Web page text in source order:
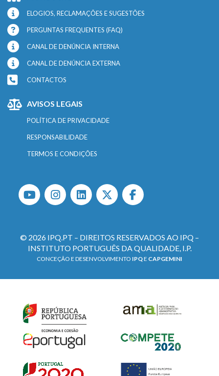
ELOGIOS, RECLAMAÇÕES E SUGESTÕES
PERGUNTAS FREQUENTES (FAQ)
CANAL DE DENÚNCIA INTERNA
CANAL DE DENÚNCIA EXTERNA
CONTACTOS
AVISOS LEGAIS
POLÍTICA DE PRIVACIDADE
RESPONSABILIDADE
TERMOS E CONDIÇÕES
© 2026 IPQ.PT – DIREITOS RESERVADOS AO IPQ –
INSTITUTO PORTUGUÊS DA QUALIDADE, I.P.
CONCEÇÃO E DESENVOLVIMENTO IPQE CAPGEMINI